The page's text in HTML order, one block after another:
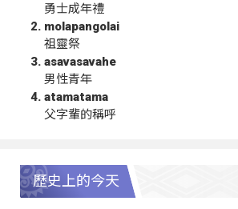
勇士成年禮
molapangolai
祖靈祭
asavasavahe
男性青年
atamatama
父字輩的稱呼
歷史上的今天